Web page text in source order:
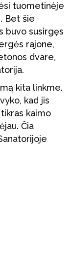
tuometinėje
Bet šie
buvo susirgęs
rajone,
dvare,
kita linkme.
kad jis
kaimo
Čia